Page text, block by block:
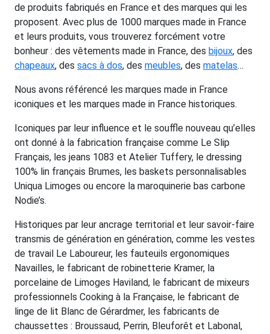
de produits fabriqués en France et des marques qui les
proposent. Avec plus de 1000 marques made in France
et leurs produits, vous trouverez forcément votre
bonheur : des vêtements made in France, des bijoux, des
chapeaux, des sacs à dos, des meubles, des matelas…
Nous avons référencé les marques made in France
iconiques et les marques made in France historiques.
Iconiques par leur influence et le souffle nouveau qu’elles
ont donné à la fabrication française comme Le Slip
Français, les jeans 1083 et Atelier Tuffery, le dressing
100% lin français Brumes, les baskets personnalisables
Uniqua Limoges ou encore la maroquinerie bas carbone
Nodie’s.
Historiques par leur ancrage territorial et leur savoir-faire
transmis de génération en génération, comme les vestes
de travail Le Laboureur, les fauteuils ergonomiques
Navailles, le fabricant de robinetterie Kramer, la
porcelaine de Limoges Haviland, le fabricant de mixeurs
professionnels Cooking à la Française, le fabricant de
linge de lit Blanc de Gérardmer, les fabricants de
chaussettes : Broussaud, Perrin, Bleuforêt et Labonal,